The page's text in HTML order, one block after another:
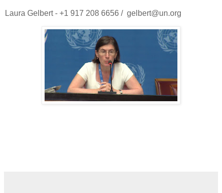
Laura Gelbert - +1 917 208 6656 / gelbert@un.org